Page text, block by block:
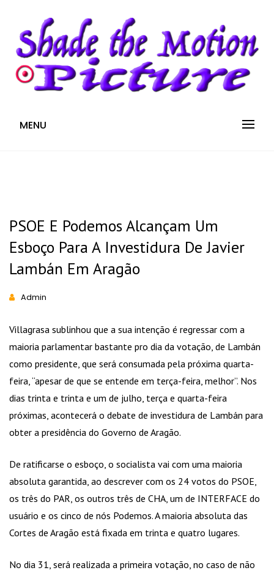
SHADE THE MOTION
MENU
PSOE E Podemos Alcançam Um
Esboço Para A Investidura De Javier
Lambán Em Aragão
Admin
Villagrasa sublinhou que a sua intenção é regressar com a
maioria parlamentar bastante pro dia da votação, de Lambán
como presidente, que será consumada pela próxima quarta-
feira, “apesar de que se entende em terça-feira, melhor”. Nos
dias trinta e trinta e um de julho, terça e quarta-feira
próximas, acontecerá o debate de investidura de Lambán para
obter a presidência do Governo de Aragão.
De ratificarse o esboço, o socialista vai com uma maioria
absoluta garantida, ao descrever com os 24 votos do PSOE,
os três do PAR, os outros três de CHA, um de INTERFACE do
usuário e os cinco de nós Podemos. A maioria absoluta das
Cortes de Aragão está fixada em trinta e quatro lugares.
No dia 31, será realizada a primeira votação, no caso de não